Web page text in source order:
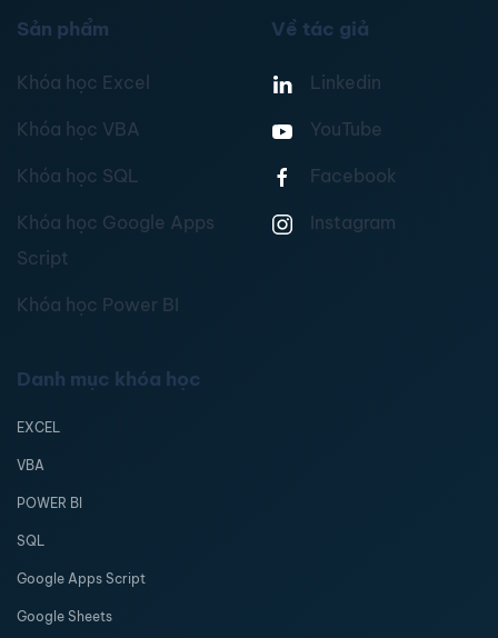
Sản phẩm
Khóa học Excel
Khóa học VBA
Khóa học SQL
Khóa học Google Apps
Script
Khóa học Power BI
Về tác giả
Linkedin
YouTube
Facebook
Instagram
Danh mục khóa học
EXCEL
VBA
POWER BI
SQL
Google Apps Script
Google Sheets